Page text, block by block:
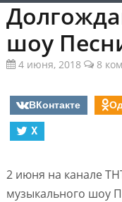
шоу
4 июня, 2018 8
ВКонтакте
X
2 июня на канале
музыкального шоу